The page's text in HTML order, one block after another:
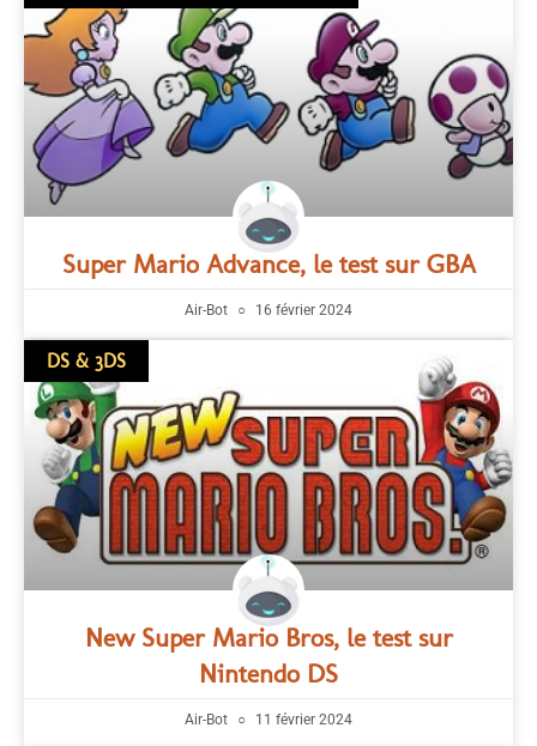
Super Mario Advance, le test sur GBA
Air-Bot 16 février 2024
DS & 3DS
New Super Mario Bros, le test sur
Nintendo DS
Air-Bot 11 février 2024